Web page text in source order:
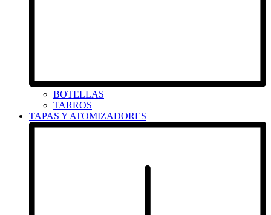
BOTELLAS
TARROS
TAPAS Y ATOMIZADORES